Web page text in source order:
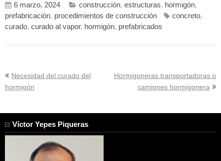
6 marzo, 2024 construcción, estructuras, hormigón,
prefabricación, procedimientos de construcción concreto,
curado, curado al vapor, hormigón, prefabricados
Navegación
de
Necesidad del curado del
hormigón
Hormigoneras transportadoras o
camiones hormigonera
Víctor Yepes Piqueras